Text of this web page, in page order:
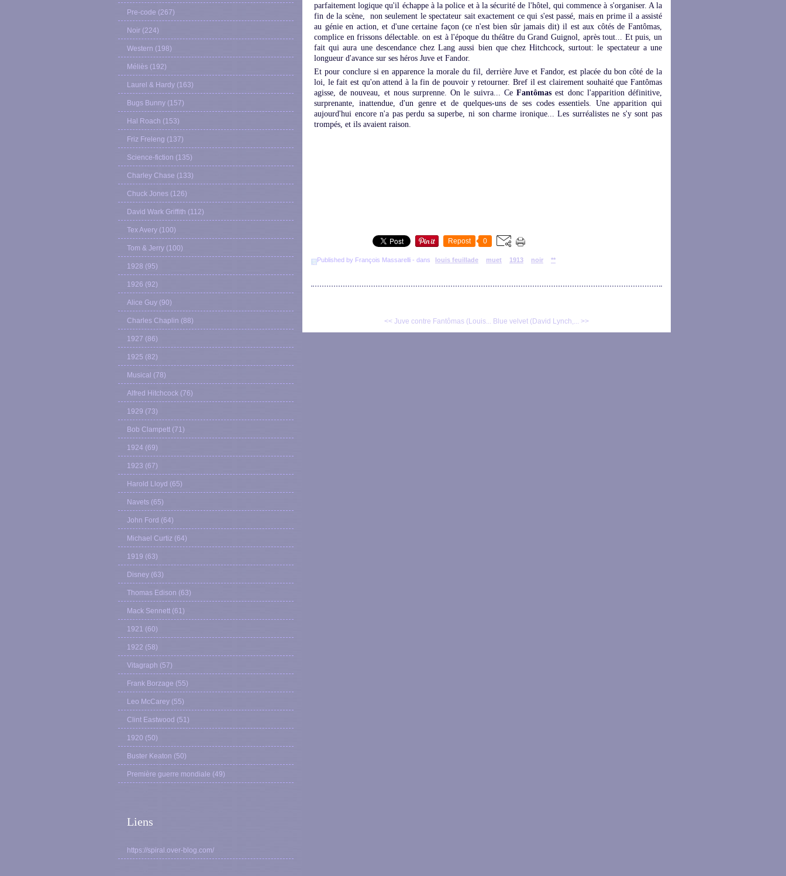
Pre-code (267)
Noir (224)
Western (198)
Méliès (192)
Laurel & Hardy (163)
Bugs Bunny (157)
Hal Roach (153)
Friz Freleng (137)
Science-fiction (135)
Charley Chase (133)
Chuck Jones (126)
David Wark Griffith (112)
Tex Avery (100)
Tom & Jerry (100)
1928 (95)
1926 (92)
Alice Guy (90)
Charles Chaplin (88)
1927 (86)
1925 (82)
Musical (78)
Alfred Hitchcock (76)
1929 (73)
Bob Clampett (71)
1924 (69)
1923 (67)
Harold Lloyd (65)
Navets (65)
John Ford (64)
Michael Curtiz (64)
1919 (63)
Disney (63)
Thomas Edison (63)
Mack Sennett (61)
1921 (60)
1922 (58)
Vitagraph (57)
Frank Borzage (55)
Leo McCarey (55)
Clint Eastwood (51)
1920 (50)
Buster Keaton (50)
Première guerre mondiale (49)
Liens
https://spiral.over-blog.com/
parfaitement logique qu'il échappe à la police et à la sécurité de l'hôtel, qui commence à s'organiser. A la
fin de la scène, non seulement le spectateur sait exactement ce qui s'est passé, mais en prime il a assisté
au génie en action, et d'une certaine façon (ce n'est bien sûr jamais dit) il est aux côtés de Fantômas,
complice en frissons délectable. on est à l'époque du théâtre du Grand Guignol, après tout... Et puis, un
fait qui aura une descendance chez Lang aussi bien que chez Hitchcock, surtout: le spectateur a une
longueur d'avance sur ses héros Juve et Fandor.
Et pour conclure si en apparence la morale du fil, derrière Juve et Fandor, est placée du bon côté de la
loi, le fait est qu'on attend à la fin de pouvoir y retourner. Bref il est clairement souhaité que Fantômas
agisse, de nouveau, et nous surprenne. On le suivra... CeFantômasest donc l'apparition définitive,
surprenante, inattendue, d'un genre et de quelques-uns de ses codes essentiels. Une apparition qui
aujourd'hui encore n'a pas perdu sa superbe, ni son charme ironique... Les surréalistes ne s'y sont pas
trompés, et ils avaient raison.
Repost 0
Published by François Massarelli - dans louis feuillade muet 1913 noir **
<< Juve contre Fantômas (Louis... Blue velvet (David Lynch,... >>